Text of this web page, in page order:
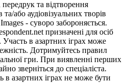
та відтворення
або аудіовізуальних творів
- суворо забороняється.
призначені для осіб
в азартних іграх може
Дотримуйтесь правил
гри. При виявленні перших
зверніться до спеціаліста.
в азартних іграх не може бути